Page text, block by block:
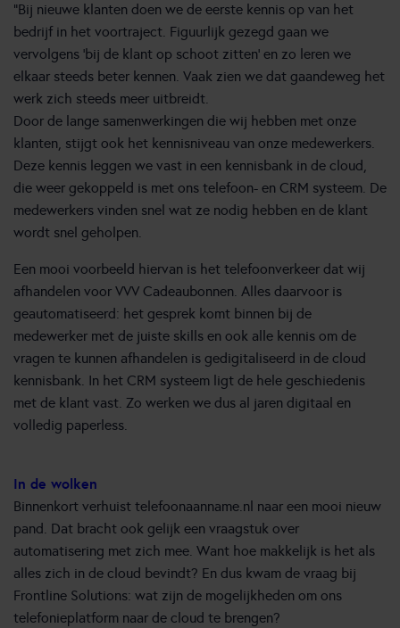
“Bij nieuwe klanten doen we de eerste kennis op van het
bedrijf in het voortraject. Figuurlijk gezegd gaan we
vervolgens ‘bij de klant op schoot zitten’ en zo leren we
elkaar steeds beter kennen. Vaak zien we dat gaandeweg het
werk zich steeds meer uitbreidt.
Door de lange samenwerkingen die wij hebben met onze
klanten, stijgt ook het kennisniveau van onze medewerkers.
Deze kennis leggen we vast in een kennisbank in de cloud,
die weer gekoppeld is met ons telefoon- en CRM systeem. De
medewerkers vinden snel wat ze nodig hebben en de klant
wordt snel geholpen.
Een mooi voorbeeld hiervan is het telefoonverkeer dat wij
afhandelen voor VVV Cadeaubonnen. Alles daarvoor is
geautomatiseerd: het gesprek komt binnen bij de
medewerker met de juiste skills en ook alle kennis om de
vragen te kunnen afhandelen is gedigitaliseerd in de cloud
kennisbank. In het CRM systeem ligt de hele geschiedenis
met de klant vast. Zo werken we dus al jaren digitaal en
volledig paperless.
In de wolken
Binnenkort verhuist telefoonaanname.nl naar een mooi nieuw
pand. Dat bracht ook gelijk een vraagstuk over
automatisering met zich mee. Want hoe makkelijk is het als
alles zich in de cloud bevindt? En dus kwam de vraag bij
Frontline Solutions: wat zijn de mogelijkheden om ons
telefonieplatform naar de cloud te brengen?